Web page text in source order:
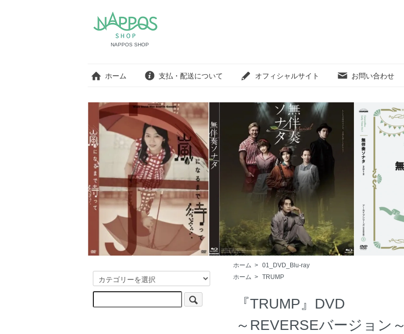
NAPPOS SHOP
ホーム 支払・配送について オフィシャルサイト お問い合わせ
ホーム > 01_DVD_Blu-ray
ホーム > TRUMP
『TRUMP』DVD
～REVERSEバージョン～